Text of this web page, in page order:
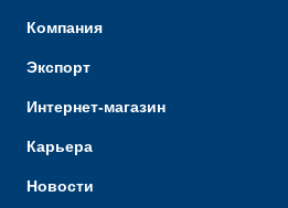
Компания
Экспорт
Интернет-магазин
Карьера
Новости